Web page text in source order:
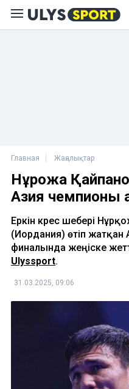
Главная Жаңалықтар
Нұрқожа
Азия чемпионы
Еркін күрес шебері
(Иордания) өтіп
финалында жеңіске
Ulyssport.
31.03.2025, 09:06